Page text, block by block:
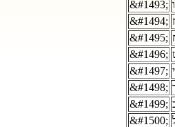
&#1493; ו
&#1494; ז
&#1495;
&#1496;
&#1497; י
&#1498;
&#1499;
&#1500;